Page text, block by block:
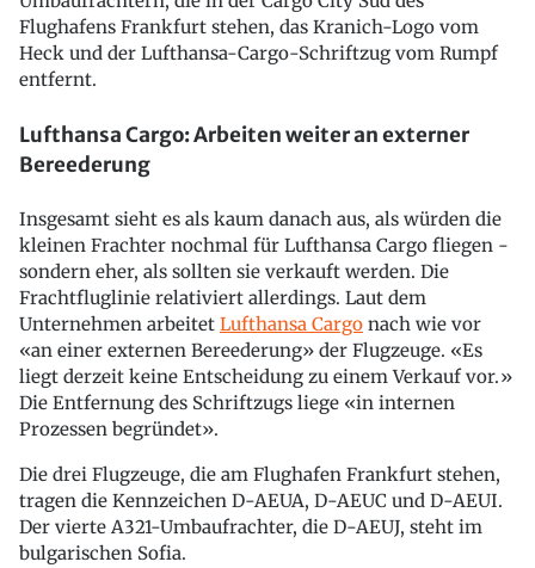
Flughafens Frankfurt stehen, das Kranich-Logo vom
Heck und der Lufthansa-Cargo-Schriftzug vom Rumpf
entfernt.
Lufthansa Cargo: Arbeiten weiter an externer
Bereederung
Insgesamt sieht es als kaum danach aus, als würden die
kleinen Frachter nochmal für Lufthansa Cargo fliegen -
sondern eher, als sollten sie verkauft werden. Die
Frachtfluglinie relativiert allerdings. Laut dem
Unternehmen arbeitet Lufthansa Cargo nach wie vor
«an einer externen Bereederung» der Flugzeuge. «Es
liegt derzeit keine Entscheidung zu einem Verkauf vor.»
Die Entfernung des Schriftzugs liege «in internen
Prozessen begründet».
Die drei Flugzeuge, die am Flughafen Frankfurt stehen,
tragen die Kennzeichen D-AEUA, D-AEUC und D-AEUI.
Der vierte A321-Umbaufrachter, die D-AEUJ, steht im
bulgarischen Sofia.